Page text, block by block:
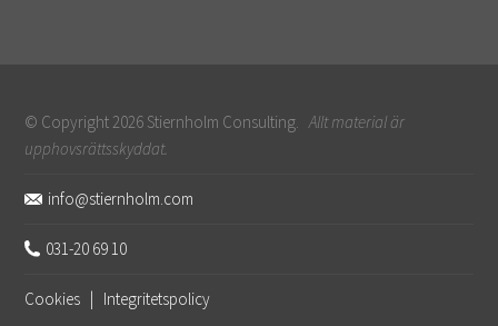
© Copyright 2026 Stiernholm Consulting.Allt material är
upphovsrättsskyddat.
info@stiernholm.com
031-20 69 10
Cookies | Integritetspolicy